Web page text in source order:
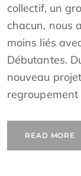
collectif, un
chacun, nous
moins liés
Débutantes.
nouveau
regroupement
READ MORE